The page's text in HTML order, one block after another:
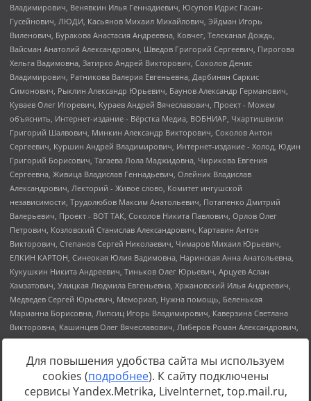
https://minjust.gov.ru/uploaded/files/reestr-
Для повышения удобства сайта мы используем
cookies (подробнее). К сайту подключены
сервисы Yandex.Metrika, LiveInternet, top.mail.ru,